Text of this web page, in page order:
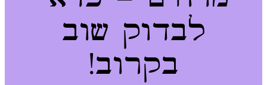
לבדוק שוב
בקרוב!